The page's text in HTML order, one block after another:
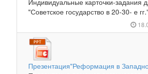
Индивидуальные карточки-задания
"Советское государство в 20-30- е
Презентация"Реформация в